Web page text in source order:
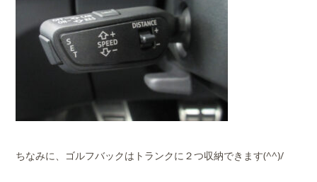
ちなみに、ゴルフバックはトランクに２つ収納できます(^^)/